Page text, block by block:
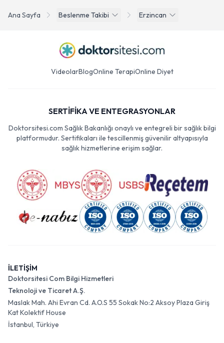
Ana Sayfa Beslenme Takibi Erzincan
VideolarBlogOnline TerapiOnline Diyet
SERTİFİKA VE ENTEGRASYONLAR
Doktorsitesi.com Sağlık Bakanlığı onaylı ve entegreli bir sağlık bilgi
platformudur. Sertifikaları ile tescillenmiş güvenilir altyapısıyla
sağlık hizmetlerine erişim sağlar.
İLETİŞİM
Doktorsitesi Com Bilgi Hizmetleri
Teknoloji ve Ticaret A.Ş.
Maslak Mah. Ahi Evran Cd. A.O.S 55 Sokak No:2 Aksoy Plaza Giriş
Kat Kolektif House
İstanbul, Türkiye